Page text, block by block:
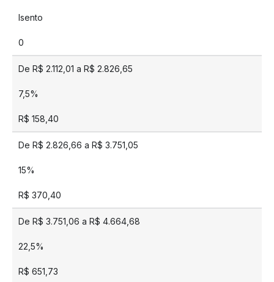
Isento
0
De R$ 2.112,01 a R$ 2.826,65
7,5%
R$ 158,40
De R$ 2.826,66 a R$ 3.751,05
15%
R$ 370,40
De R$ 3.751,06 a R$ 4.664,68
22,5%
R$ 651,73